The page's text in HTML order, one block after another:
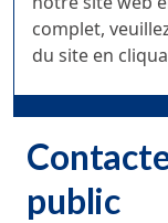
complet,
du site en
public